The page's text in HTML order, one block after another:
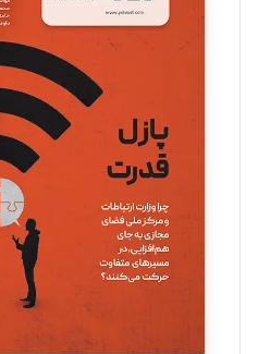
مینا پاکدل
یسنا امان‌پور
تحریریه
ملینا جعفری
تحریریه
مصطفی مسجدی آرانی